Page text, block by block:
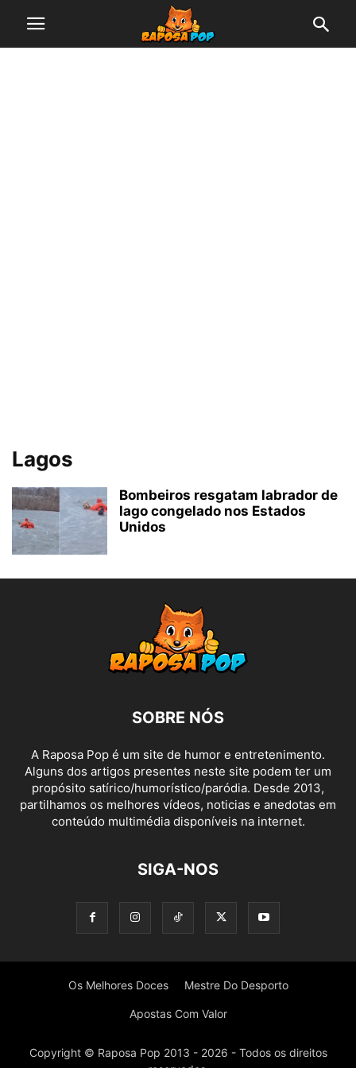
Lagos
Bombeiros resgatam labrador de
lago congelado nos Estados
Unidos
SOBRE NÓS
A Raposa Pop é um site de humor e entretenimento.
Alguns dos artigos presentes neste site podem ter um
propósito satírico/humorístico/paródia. Desde 2013,
partilhamos os melhores vídeos, noticias e anedotas em
conteúdo multimédia disponíveis na internet.
SIGA-NOS
Os Melhores Doces Mestre Do Desporto
Apostas Com Valor
Copyright © Raposa Pop 2013 - 2026 - Todos os direitos